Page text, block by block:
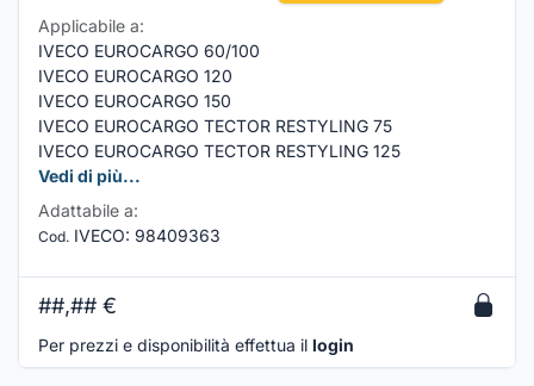
Applicabile a:
IVECO EUROCARGO 60/100
IVECO EUROCARGO 120
IVECO EUROCARGO 150
IVECO EUROCARGO TECTOR RESTYLING 75
IVECO EUROCARGO TECTOR RESTYLING 125
Vedi di più...
Adattabile a:
Cod. IVECO: 98409363
##,## €
Per prezzi e disponibilità effettua il login